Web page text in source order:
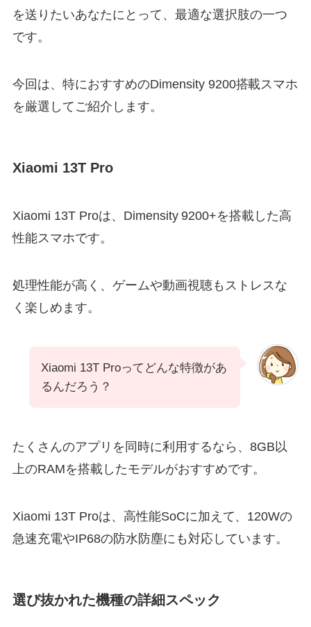
を送りたいあなたにとって、最適な選択肢の一つ
です。
今回は、特におすすめのDimensity 9200搭載スマホ
を厳選してご紹介します。
Xiaomi 13T Pro
Xiaomi 13T Proは、Dimensity 9200+を搭載した高
性能スマホです。
処理性能が高く、ゲームや動画視聴もストレスな
く楽しめます。
Xiaomi 13T Proってどんな特徴があ
るんだろう？
たくさんのアプリを同時に利用するなら、8GB以
上のRAMを搭載したモデルがおすすめです。
Xiaomi 13T Proは、高性能SoCに加えて、120Wの
急速充電やIP68の防水防塵にも対応しています。
選び抜かれた機種の詳細スペック